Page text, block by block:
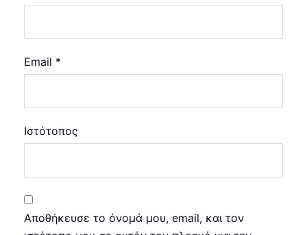
Email *
Ιστότοπος
Αποθήκευσε το όνομά μου, email, και τον